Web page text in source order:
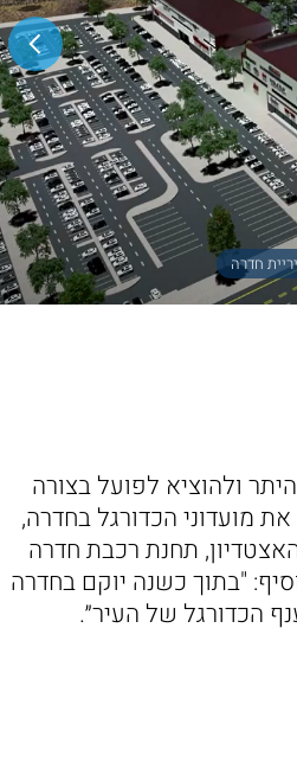
חדרה
ולהוציא לפועל בצורה
מועדוני הכדורגל בחדרה,
תחנת רכבת חדרה
והקמת מחלף חדש בכביש 65." עוד הוסיף: "בתוך כשנה יוקם בחדרה
הכדורגל של העיר״.